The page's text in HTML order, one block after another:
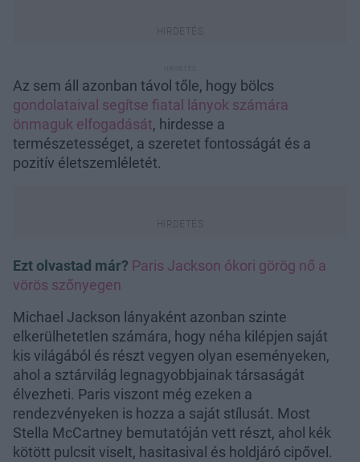
Az sem áll azonban távol tőle, hogy bölcs
gondolataival segítse fiatal lányok számára
önmaguk elfogadását, hirdesse a
természetességet, a szeretet fontosságát és a
pozitív életszemléletét.
Ezt olvastad már? Paris Jackson ókori görög nő a
vörös szőnyegen
Michael Jackson lányaként azonban szinte
elkerülhetetlen számára, hogy néha kilépjen saját
kis világából és részt vegyen olyan eseményeken,
ahol a sztárvilág legnagyobbjainak társaságát
élvezheti. Paris viszont még ezeken a
rendezvényeken is hozza a saját stílusát. Most
Stella McCartney bemutatóján vett részt, ahol kék
kötött pulcsit viselt, hasitasival és holdjáró cipővel.